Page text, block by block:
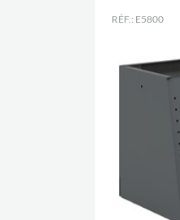
RÉF.: E5800